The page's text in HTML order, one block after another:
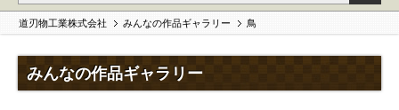
道刃物工業株式会社 みんなの作品ギャラリー 鳥
みんなの作品ギャラリー